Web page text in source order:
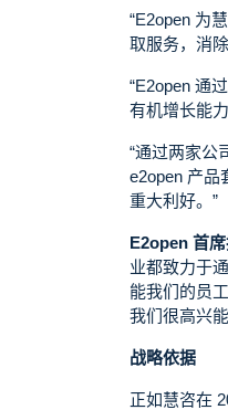
“E2open 为
取服务，消
“E2open 通
有机增长能
“通过两家公
e2open 产品
重大利好。”
E2open 首
业都致力于
能我们的员
我们很高兴
战略依据
正如慧咨在